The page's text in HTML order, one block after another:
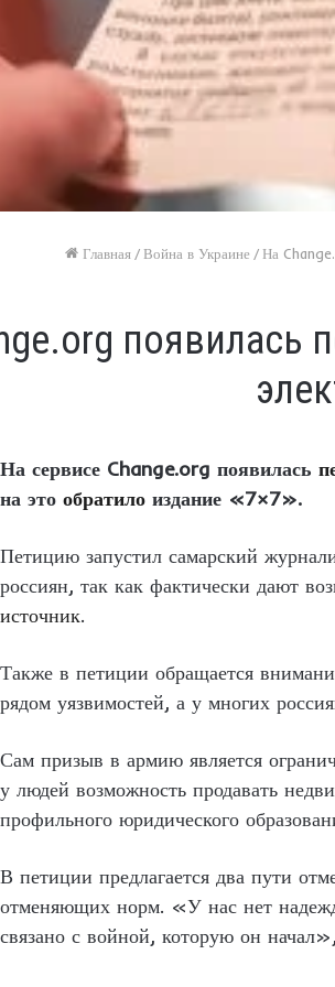
Главная /Война в Украине /На
появилась
На сервисе Change.org появилась
на это обратило издание «7×7».
Петицию запустил самарский
россиян, так как фактически дают
источник.
Также в петиции обращается
рядом уязвимостей, а у многих
Сам призыв в армию является
у людей возможность продавать
профильного юридического
В петиции предлагается два пути
отменяющих норм. «У нас нет
связано с войной, которую он